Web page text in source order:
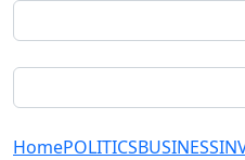
HomePOLITICSBUSINESS